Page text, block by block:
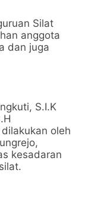
Silat
anggota
dan juga
S.I.K
oleh
kesadaran